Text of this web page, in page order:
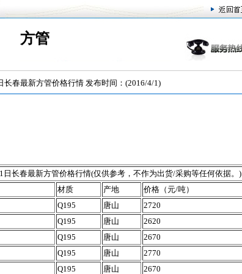
方管
长春最新方管价格行情 发布时间：(2016/4/1)
日长春最新方管价格行情(仅供参考，不作为出货/采购等任何依据。)
材质 产地 价格（元/吨）
Q195 唐山
2720
Q195 唐山 2620
Q195 唐山
2670
Q195 唐山
2770
Q195 唐山
2670